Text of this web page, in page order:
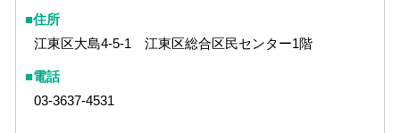
住所
江東区大島4-5-1 江東区総合区民センター1階
電話
03-3637-4531